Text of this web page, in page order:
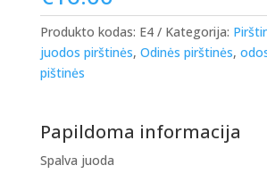
Produkto kodas: E4 Kategorija:
juodos pirštinės, Odinės pirštinės,
pištinės
Papildoma informacija
Spalva juoda